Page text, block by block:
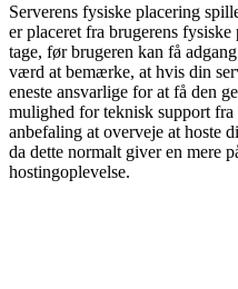
Serverens fysiske placering
er placeret fra brugerens
tage, før brugeren kan få
værd at bemærke, at hvis din
eneste ansvarlige for at få den
mulighed for teknisk support
anbefaling at overveje at hoste
da dette normalt giver en mere
hostingoplevelse.